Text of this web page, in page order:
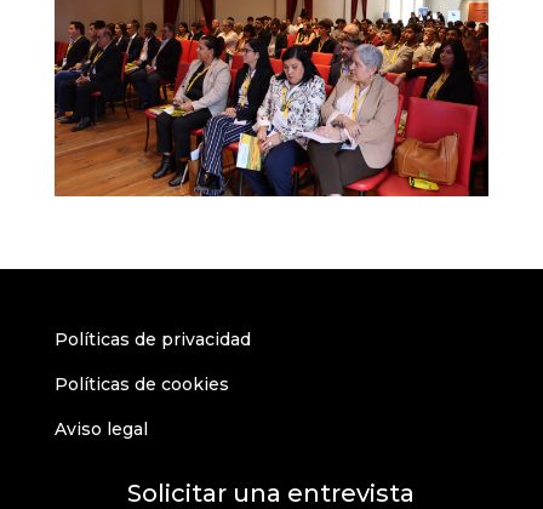
Políticas de privacidad
Políticas de cookies
Aviso legal
Solicitar una entrevista